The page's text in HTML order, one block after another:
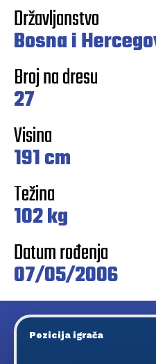
Državljanstvo
Bosna i
Broj na dresu
27
Visina
191 cm
Težina
102 kg
Datum rođenja
07/05/2006
Pozicija igrača